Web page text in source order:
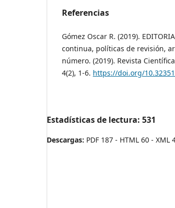
Referencias
Gómez Oscar R. (2019).
continua, políticas de revisión,
número. (2019). Revista
4(2), 1-6. https://doi.org/
Estadísticas de lectura: 531
Descargas: PDF 187 - HTML 60 - XML